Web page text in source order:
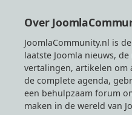
Over
JoomlaCommunity.nl is
laatste Joomla nieuws,
vertalingen, artikelen om
de complete agenda,
een behulpzaam forum
maken in de wereld van